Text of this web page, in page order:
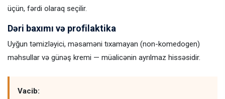
üçün, fərdi olaraq seçilir.
Dəri baxımı və profilaktika
Uyğun təmizləyici, məsaməni tıxamayan (non-komedogen)
məhsullar və günəş kremi — müalicənin ayrılmaz hissəsidir.
Vacib: